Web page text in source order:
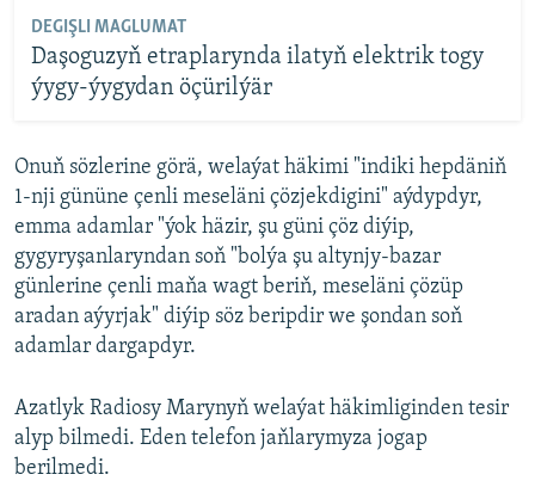
DEGIŞLI MAGLUMAT
Daşoguzyň etraplarynda ilatyň elektrik togy
ýygy-ýygydan öçürilýär
Onuň sözlerine görä, welaýat häkimi "indiki hepdäniň
1-nji gününe çenli meseläni çözjekdigini" aýdypdyr,
emma adamlar "ýok häzir, şu güni çöz diýip,
gygyryşanlaryndan soň "bolýa şu altynjy-bazar
günlerine çenli maňa wagt beriň, meseläni çözüp
aradan aýyrjak" diýip söz beripdir we şondan soň
adamlar dargapdyr.
Azatlyk Radiosy Marynyň welaýat häkimliginden tesir
alyp bilmedi. Eden telefon jaňlarymyza jogap
berilmedi.